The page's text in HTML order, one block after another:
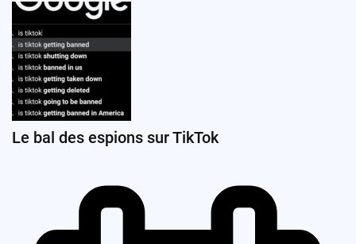
Le bal des espions sur TikTok